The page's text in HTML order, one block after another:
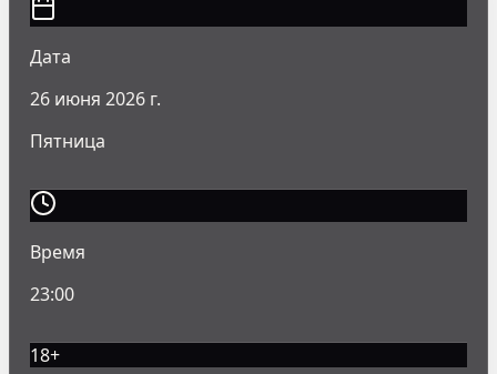
Дата
26 июня 2026 г.
Пятница
Время
23:00
18+